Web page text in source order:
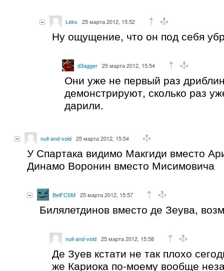
Leks 25 марта 2012, 15:52
Ну ощущение, что он под себя
d3agger 25 марта 2012, 15:54
Они уже не первый раз
демонстрируют, сколько раз
дарили.
null-and-void 25 марта 2012, 15:54
У Спартака видимо Макгиди вместо
Динамо Воронин вместо Мисимовича
BelFCSM 25 марта 2012, 15:57
Билялетдинов вместо де Зеува,
null-and-void 25 марта 2012, 15:58
Де Зуев кстати не так плохо
же Кариока по-моему вообще